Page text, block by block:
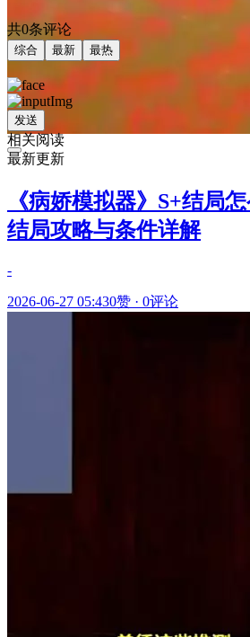
共0条评论
综合 最新 最热
发送
相关阅读
最新更新
《病娇模拟器》S+结局
结局攻略与条件详解
-
2026-06-27 05:430赞 · 0评论